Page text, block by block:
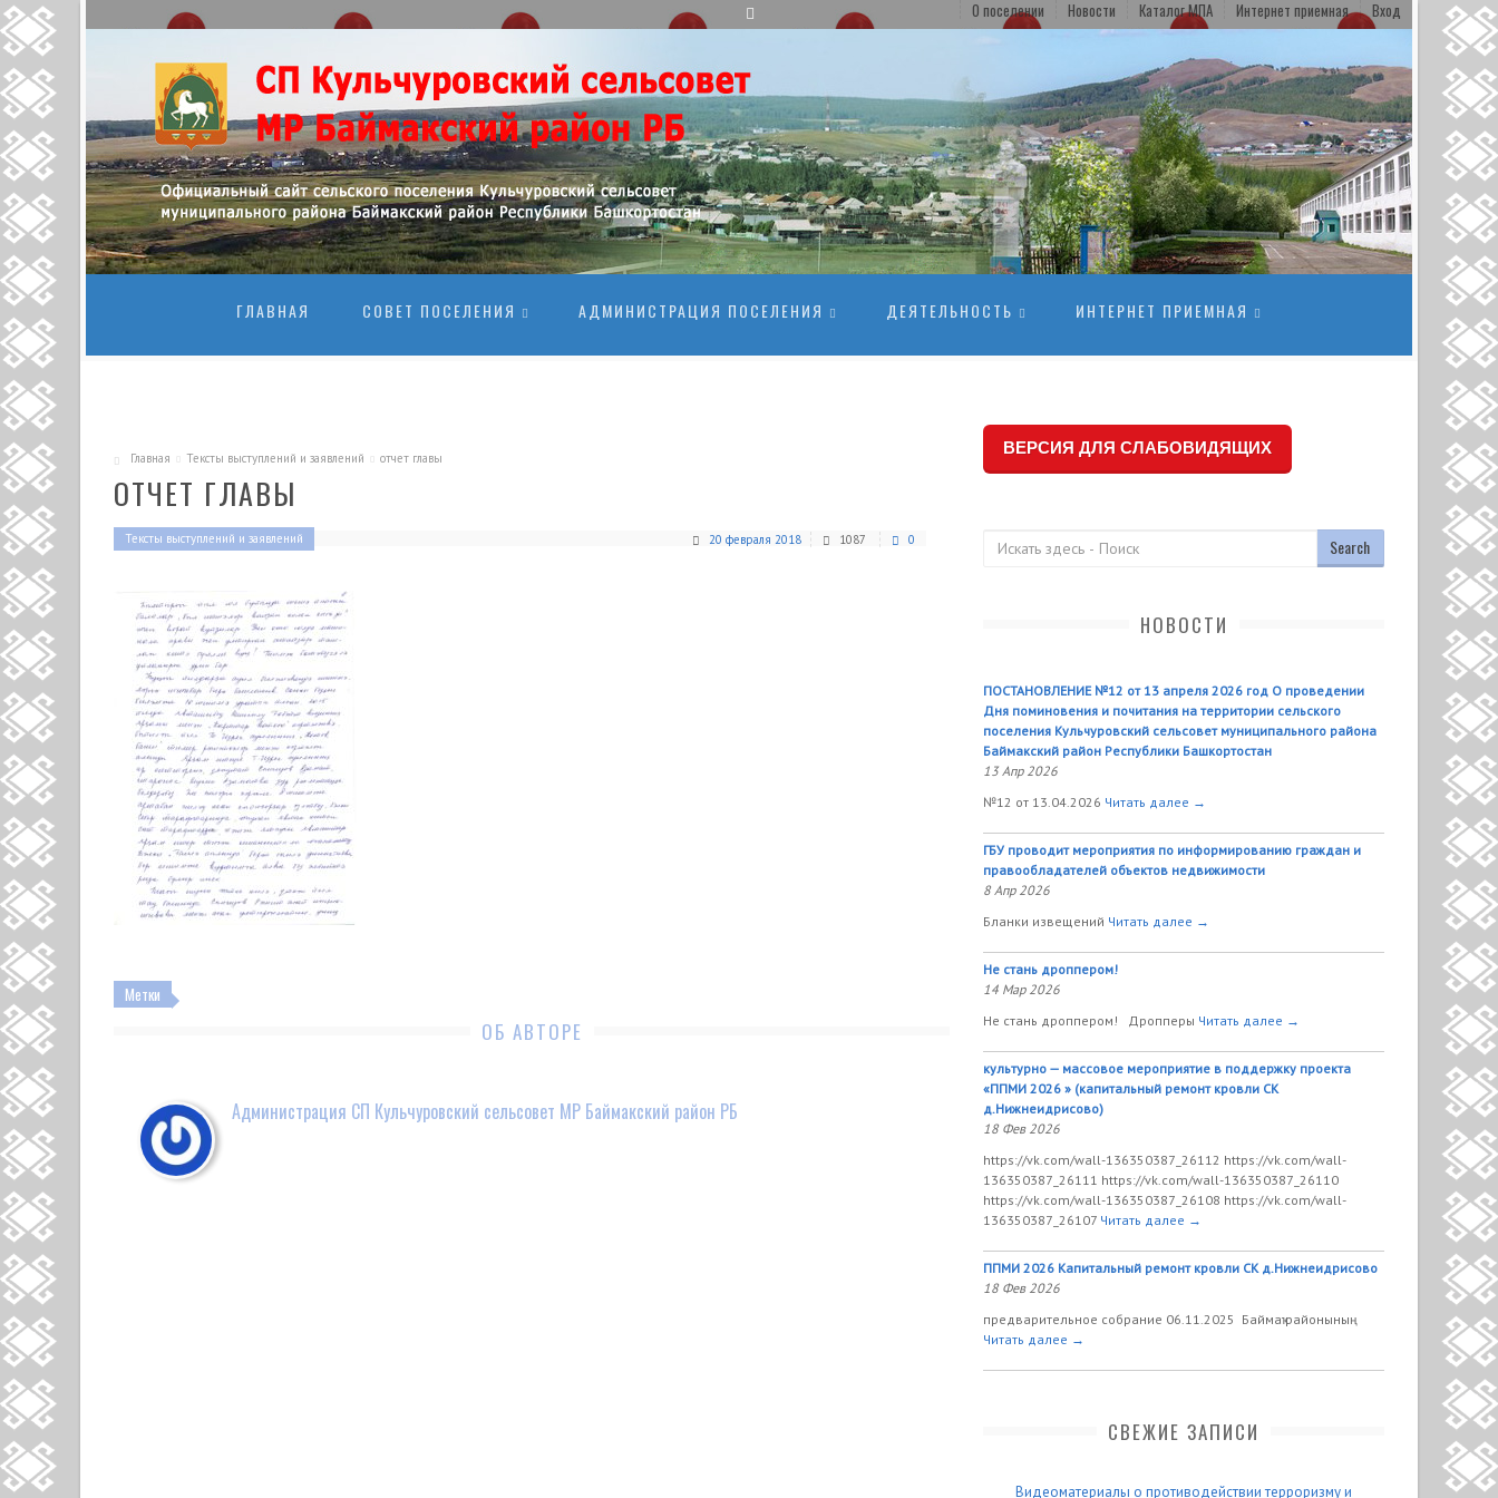
О поселении Новости Каталог МПА Интернет приемная Вход
ГЛАВНАЯ
СОВЕТ ПОСЕЛЕНИЯ АДМИНИСТРАЦИЯ ПОСЕЛЕНИЯ ДЕЯТЕЛЬНОСТЬ ИНТЕРНЕТ ПРИЕМНАЯ
Главная Тексты выступлений и заявлений отчет главы
ОТЧЕТ ГЛАВЫ
Тексты выступлений и заявлений 20 февраля 2018 1087 0
Метки
ОБ АВТОРЕ
Администрация СП Кульчуровский сельсовет МР Баймакский район РБ
ВЕРСИЯ ДЛЯ СЛАБОВИДЯЩИХ
НОВОСТИ
ПОСТАНОВЛЕНИЕ №12 от 13 апреля 2026 год О проведении
Дня поминовения и почитания на территории сельского
поселения Кульчуровский сельсовет муниципального района
Баймакский район Республики Башкортостан
13 Апр 2026
№12 от 13.04.2026 Читать далее →
ГБУ проводит мероприятия по информированию граждан и
правообладателей объектов недвижимости
8 Апр 2026
Бланки извещений Читать далее →
Не стань дроппером!
14 Мар 2026
Не стань дроппером! Дропперы Читать далее →
культурно — массовое мероприятие в поддержку проекта
«ППМИ 2026 » (капитальный ремонт кровли СК
д.Нижнеидрисово)
18 Фев 2026
https://vk.com/wall-136350387_26112 https://vk.com/wall-
136350387_26111 https://vk.com/wall-136350387_26110
https://vk.com/wall-136350387_26108 https://vk.com/wall-
136350387_26107 Читать далее →
ППМИ 2026 Капитальный ремонт кровли СК д.Нижнеидрисово
18 Фев 2026
предварительное собрание 06.11.2025 Баймаҡ районының
Читать далее →
СВЕЖИЕ ЗАПИСИ
Видеоматериалы о противодействии терроризму и